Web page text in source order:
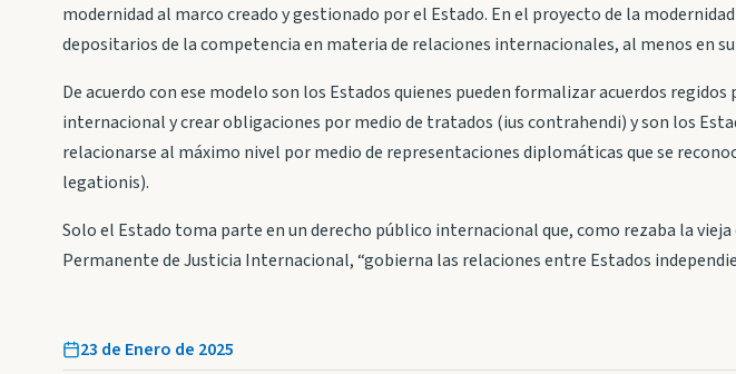
modernidad al marco creado y gestionado por el Estado. En el proyecto de la
depositarios de la competencia en materia de relaciones internacionales, al menos en
De acuerdo con ese modelo son los Estados quienes pueden formalizar acuerdos regidos
internacional y crear obligaciones por medio de tratados (ius contrahendi) y son los
relacionarse al máximo nivel por medio de representaciones diplomáticas que se
legationis).
Solo el Estado toma parte en un derecho público internacional que, como rezaba la
Permanente de Justicia Internacional, “gobierna las relaciones entre Estados
23 de Enero de 2025